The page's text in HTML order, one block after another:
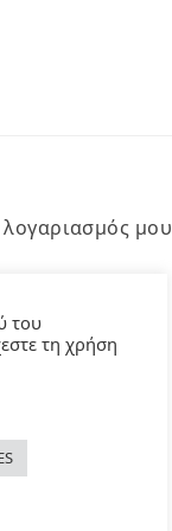
μου
του
τη χρήση